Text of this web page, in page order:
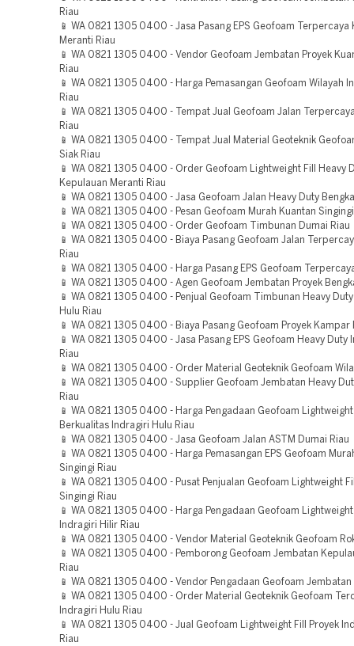
Riau
📱 WA 0821 1305 0400 - Jasa Pasang EPS Geofoam Terpercaya
Meranti Riau
📱 WA 0821 1305 0400 - Vendor Geofoam Jembatan Proyek
Riau
📱 WA 0821 1305 0400 - Harga Pemasangan Geofoam Wilayah
Riau
📱 WA 0821 1305 0400 - Tempat Jual Geofoam Jalan
Riau
📱 WA 0821 1305 0400 - Tempat Jual Material Geoteknik
Siak Riau
📱 WA 0821 1305 0400 - Order Geofoam Lightweight Fill Heavy
Kepulauan Meranti Riau
📱 WA 0821 1305 0400 - Jasa Geofoam Jalan Heavy Duty
📱 WA 0821 1305 0400 - Pesan Geofoam Murah Kuantan
📱 WA 0821 1305 0400 - Order Geofoam Timbunan Dumai Riau
📱 WA 0821 1305 0400 - Biaya Pasang Geofoam Jalan
Riau
📱 WA 0821 1305 0400 - Harga Pasang EPS Geofoam
📱 WA 0821 1305 0400 - Agen Geofoam Jembatan Proyek
📱 WA 0821 1305 0400 - Penjual Geofoam Timbunan Heavy
Hulu Riau
📱 WA 0821 1305 0400 - Biaya Pasang Geofoam Proyek Kampar
📱 WA 0821 1305 0400 - Jasa Pasang EPS Geofoam Heavy Duty
Riau
📱 WA 0821 1305 0400 - Order Material Geoteknik Geofoam
📱 WA 0821 1305 0400 - Supplier Geofoam Jembatan Heavy
Riau
📱 WA 0821 1305 0400 - Harga Pengadaan Geofoam
Berkualitas Indragiri Hulu Riau
📱 WA 0821 1305 0400 - Jasa Geofoam Jalan ASTM Dumai Riau
📱 WA 0821 1305 0400 - Harga Pemasangan EPS Geofoam
Singingi Riau
📱 WA 0821 1305 0400 - Pusat Penjualan Geofoam Lightweight
Singingi Riau
📱 WA 0821 1305 0400 - Harga Pengadaan Geofoam
Indragiri Hilir Riau
📱 WA 0821 1305 0400 - Vendor Material Geoteknik Geofoam
📱 WA 0821 1305 0400 - Pemborong Geofoam Jembatan
Riau
📱 WA 0821 1305 0400 - Vendor Pengadaan Geofoam Jembatan
📱 WA 0821 1305 0400 - Order Material Geoteknik Geofoam
Indragiri Hulu Riau
📱 WA 0821 1305 0400 - Jual Geofoam Lightweight Fill Proyek
Riau